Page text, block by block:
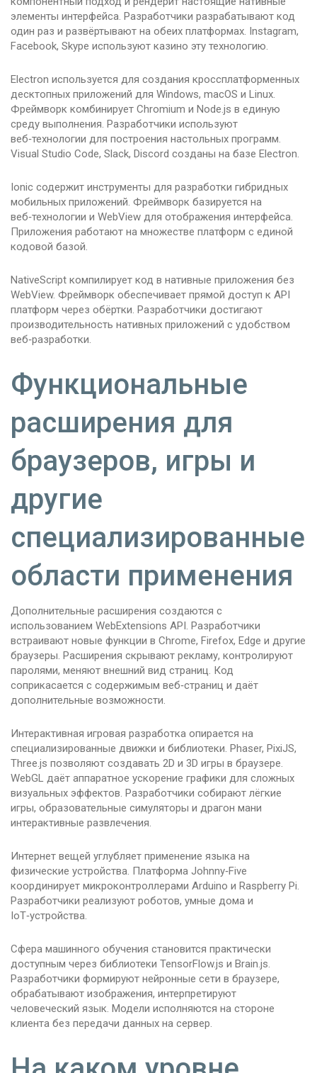
элементы интерфейса. Разработчики разрабатывают код
один раз и развёртывают на обеих платформах. Instagram,
Facebook, Skype используют казино эту технологию.
Electron используется для создания кроссплатформенных
десктопных приложений для Windows, macOS и Linux.
Фреймворк комбинирует Chromium и Node.js в единую
среду выполнения. Разработчики используют
веб‑технологии для построения настольных программ.
Visual Studio Code, Slack, Discord созданы на базе Electron.
Ionic содержит инструменты для разработки гибридных
мобильных приложений. Фреймворк базируется на
веб‑технологии и WebView для отображения интерфейса.
Приложения работают на множестве платформ с единой
кодовой базой.
NativeScript компилирует код в нативные приложения без
WebView. Фреймворк обеспечивает прямой доступ к API
платформ через обёртки. Разработчики достигают
производительность нативных приложений с удобством
веб‑разработки.
Функциональные
расширения для
браузеров, игры и
другие
специализированные
области применения
Дополнительные расширения создаются с
использованием WebExtensions API. Разработчики
встраивают новые функции в Chrome, Firefox, Edge и другие
браузеры. Расширения скрывают рекламу, контролируют
паролями, меняют внешний вид страниц. Код
соприкасается с содержимым веб‑страниц и даёт
дополнительные возможности.
Интерактивная игровая разработка опирается на
специализированные движки и библиотеки. Phaser, PixiJS,
Three.js позволяют создавать 2D и 3D игры в браузере.
WebGL даёт аппаратное ускорение графики для сложных
визуальных эффектов. Разработчики собирают лёгкие
игры, образовательные симуляторы и драгон мани
интерактивные развлечения.
Интернет вещей углубляет применение языка на
физические устройства. Платформа Johnny‑Five
координирует микроконтроллерами Arduino и Raspberry Pi.
Разработчики реализуют роботов, умные дома и
IoT‑устройства.
Сфера машинного обучения становится практически
доступным через библиотеки TensorFlow.js и Brain.js.
Разработчики формируют нейронные сети в браузере,
обрабатывают изображения, интерпретируют
человеческий язык. Модели исполняются на стороне
клиента без передачи данных на сервер.